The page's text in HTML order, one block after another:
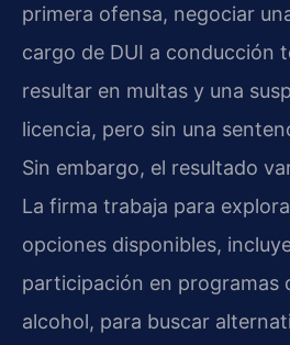
primera ofensa, negociar
cargo de DUI a conducción
resultar en multas y una
licencia, pero sin una
Sin embargo, el resultado
La firma trabaja para
opciones disponibles,
participación en programas
alcohol, para buscar